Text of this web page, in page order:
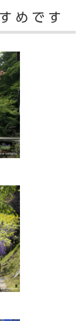
ん
。
灌